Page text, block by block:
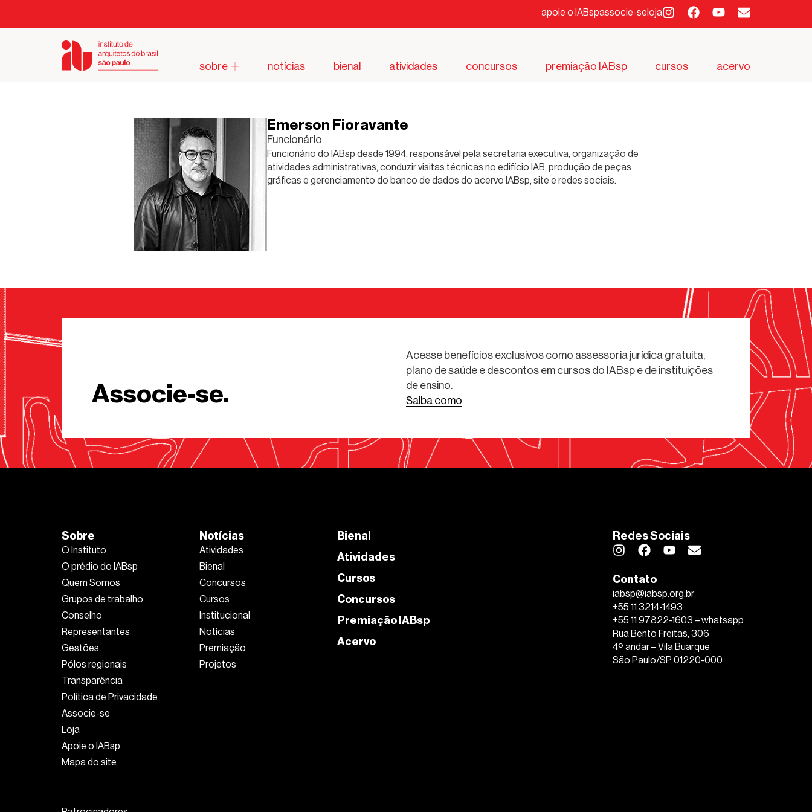
apoie o IABspassocie-seloja
sobre notícias bienal atividades concursos premiação IABsp cursos acervo
Emerson Fioravante
Funcionário
Funcionário do IABsp desde 1994, responsável pela secretaria executiva, organização de
atividades administrativas, conduzir visitas técnicas no edifício IAB, produção de peças
gráficas e gerenciamento do banco de dados do acervo IABsp, site e redes sociais.
Associe-se.
Acesse benefícios exclusivos como assessoria jurídica gratuita,
plano de saúde e descontos em cursos do IABsp e de instituições
de ensino.
Saiba como
Sobre
O Instituto
O prédio do IABsp
Quem Somos
Grupos de trabalho
Conselho
Representantes
Gestões
Pólos regionais
Transparência
Política de Privacidade
Associe-se
Loja
Apoie o IABsp
Mapa do site
Notícias
Atividades
Bienal
Concursos
Cursos
Institucional
Notícias
Premiação
Projetos
Bienal
Atividades
Cursos
Concursos
Premiação IABsp
Acervo
Redes Sociais
Contato
iabsp@iabsp.org.br
+55 11 3214-1493
+55 11 97822-1603 – whatsapp
Rua Bento Freitas, 306
4º andar – Vila Buarque
São Paulo/SP 01220-000